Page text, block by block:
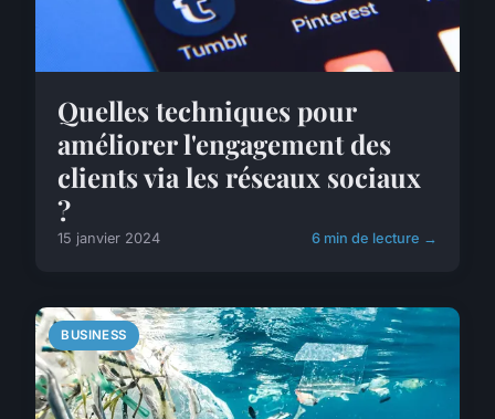
Quelles techniques pour
améliorer l'engagement des
clients via les réseaux sociaux
?
15 janvier 2024 6 min de lecture →
BUSINESS